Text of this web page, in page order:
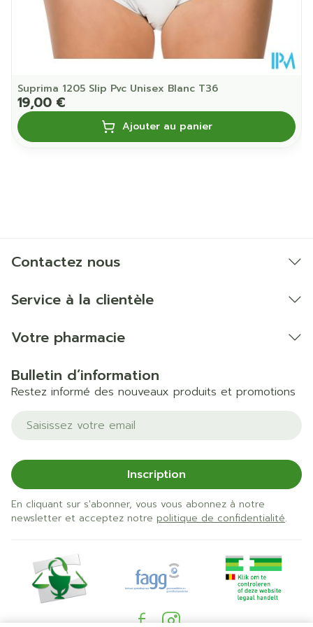
Suprima 1205 Slip Pvc Unisex Blanc T36
19,00 €
Ajouter au panier
Contactez nous
Service à la clientèle
Votre pharmacie
Bulletin d’information
Restez informé des nouveaux produits et promotions
Adresse mail
Inscription
En cliquant sur s'abonner, vous vous abonnez à notre
newsletter et acceptez notre politique de confidentialité.